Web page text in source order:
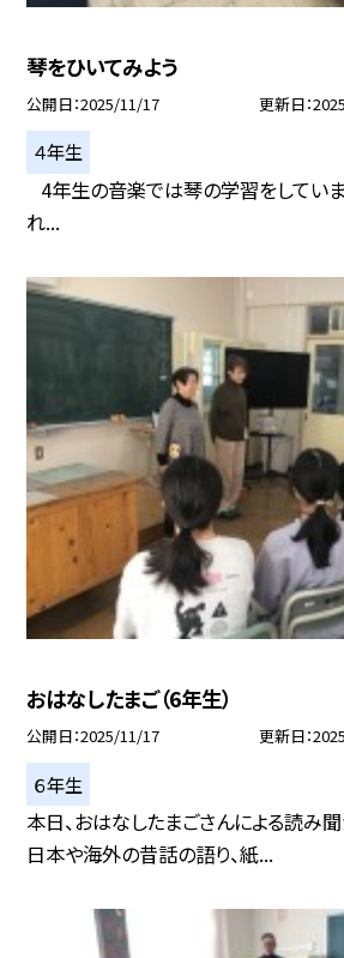
琴をひいてみよう
公開日 2025/11/17 更新日
４年生
4年生の音楽では琴の学習をしてい
れ...
おはなしたまご（6年生）
公開日 2025/11/17 更新日
６年生
本日、おはなしたまごさんによる読み
日本や海外の昔話の語り、紙...